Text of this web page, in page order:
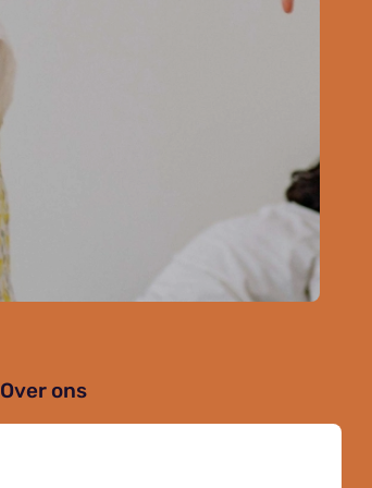
Over ons